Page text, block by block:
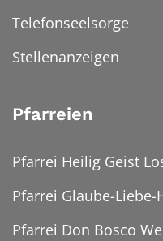
Telefonseelsorge
Stellenanzeigen
Pfarreien
Pfarrei Heilig Geist
Pfarrei Glaube-
Pfarrei Don Bosco